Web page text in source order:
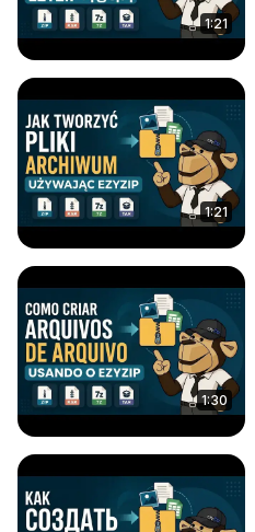
1:21
1:21
1:30